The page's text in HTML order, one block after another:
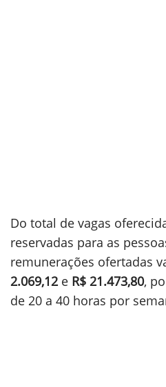
Do total de vagas
reservadas para as
remunerações ofertadas
2.069,12 e R$ 21.473,80,
de 20 a 40 horas por